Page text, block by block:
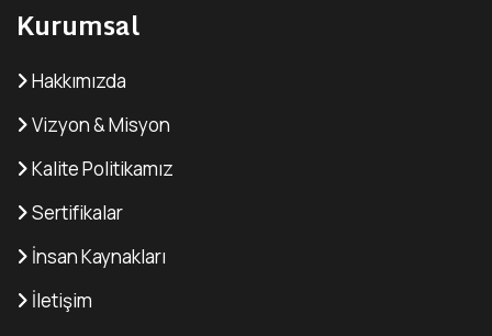
Kurumsal
Hakkımızda
Vizyon & Misyon
Kalite Politikamız
Sertifikalar
İnsan Kaynakları
İletişim